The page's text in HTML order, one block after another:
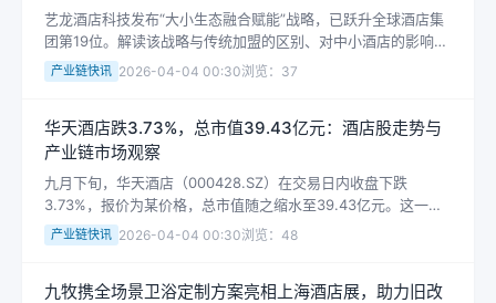
艺龙酒店科技发布“大小生态融合赋能”战略，已跃升全球酒店集
团第19位。解读该战略与传统加盟的区别、对中小酒店的影响及
评估实效的关键指标。
产业链快讯 2026-04-04 00:30浏览：37
华天酒店跌3.73%，总市值39.43亿元：酒店股走势与
产业链市场观察
九月下旬，华天酒店（000428.SZ）在交易日内收盘下跌
3.73%，报价为某价格，总市值随之缩水至39.43亿元。这一跌
幅超过当日酒店餐饮板块平均水平，引发市场对企业短期变化及
产业链循环的关注。本文...
产业链快讯 2026-04-04 00:30浏览：48
九牧携全场景卫浴定制方案亮相上海酒店展，助力旧改